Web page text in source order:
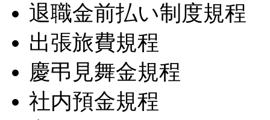
退職金前払い制度規程
出張旅費規程
慶弔見舞金規程
社内預金規程